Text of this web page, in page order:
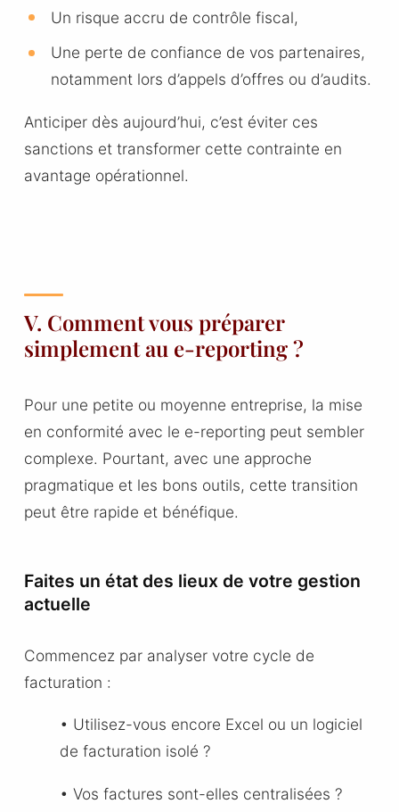
Un risque accru de contrôle fiscal,
Une perte de confiance de vos partenaires,
notamment lors d’appels d’offres ou d’audits.
Anticiper dès aujourd’hui, c’est éviter ces
sanctions et transformer cette contrainte en
avantage opérationnel.
V. Comment vous préparer
simplement au e-reporting ?
Pour une petite ou moyenne entreprise, la mise
en conformité avec le e-reporting peut sembler
complexe. Pourtant, avec une approche
pragmatique et les bons outils, cette transition
peut être rapide et bénéfique.
Faites un état des lieux de votre gestion
actuelle
Commencez par analyser votre cycle de
facturation :
• Utilisez-vous encore Excel ou un logiciel
de facturation isolé ?
• Vos factures sont-elles centralisées ?